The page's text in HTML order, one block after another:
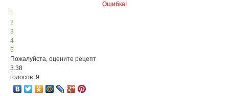
Ошибка!
1
2
3
4
5
Пожалуйста, оцените рецепт
3.38
голосов: 9